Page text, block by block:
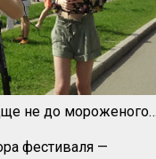
не до
фестиваля —